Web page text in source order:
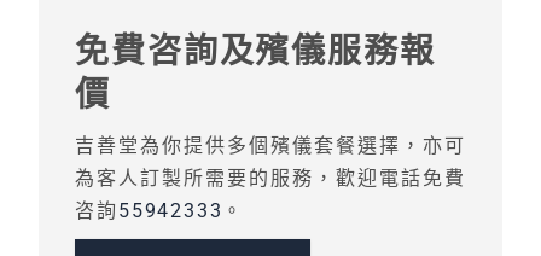
免費咨詢及殯儀服務報
價
吉善堂為你提供多個殯儀套餐選擇，亦可
為客人訂製所需要的服務，歡迎電話免費
咨詢 55942333 。